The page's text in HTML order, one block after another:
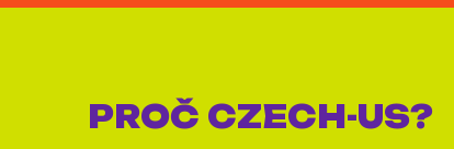
PROČ CZECH-US?